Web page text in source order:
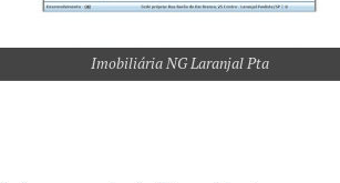
Imobiliária NG Laranjal Pta